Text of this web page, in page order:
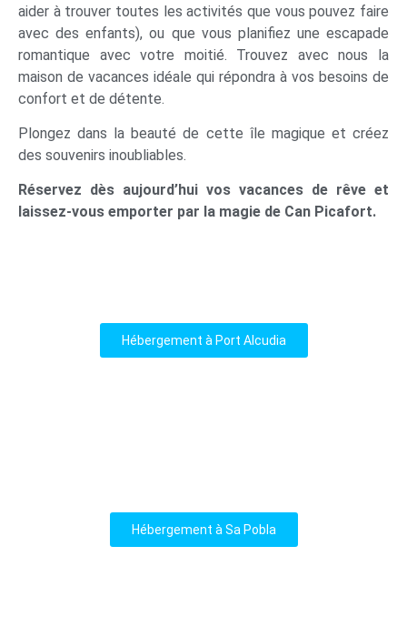
aider à trouver toutes les activités que vous pouvez faire
avec des enfants), ou que vous planifiez une escapade
romantique avec votre moitié. Trouvez avec nous la
maison de vacances idéale qui répondra à vos besoins de
confort et de détente.
Plongez dans la beauté de cette île magique et créez
des souvenirs inoubliables.
Réservez dès aujourd’hui vos vacances de rêve et
laissez-vous emporter par la magie de Can Picafort.
Hébergement à Port Alcudia
Hébergement à Sa Pobla